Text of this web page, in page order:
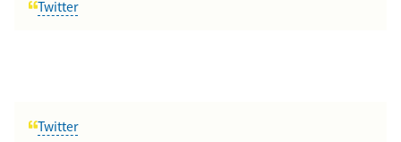
Twitter
Twitter